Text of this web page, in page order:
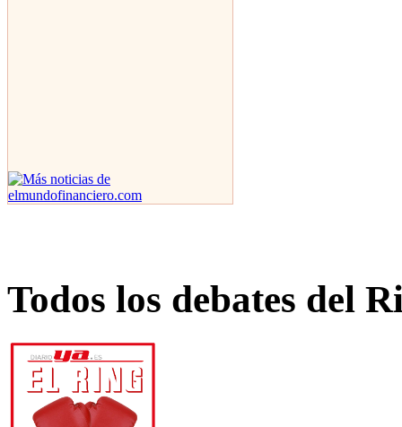
Todos los debates del